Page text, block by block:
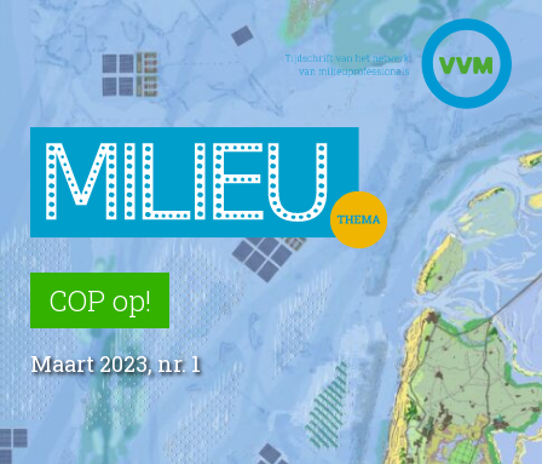
COP op!
Maart 2023, nr. 1